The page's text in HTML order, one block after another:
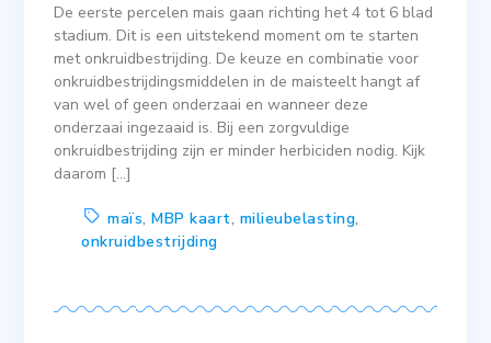
De eerste percelen mais gaan richting het 4 tot 6 blad
stadium. Dit is een uitstekend moment om te starten
met onkruidbestrijding. De keuze en combinatie voor
onkruidbestrijdingsmiddelen in de maisteelt hangt af
van wel of geen onderzaai en wanneer deze
onderzaai ingezaaid is. Bij een zorgvuldige
onkruidbestrijding zijn er minder herbiciden nodig. Kijk
daarom […]
maïs,MBP kaart, milieubelasting,
onkruidbestrijding